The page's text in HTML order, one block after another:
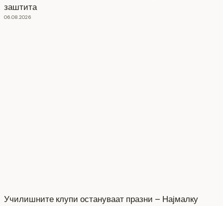
заштита
06.08.2026
Училишните клупи остануваат празни – Најмалку